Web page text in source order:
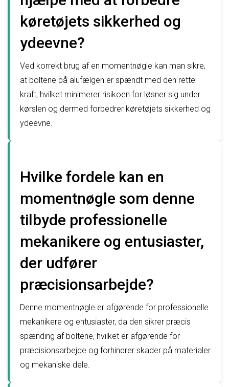
køretøjets sikkerhed og
ydeevne?
Ved korrekt brug af en momentnøgle kan man sikre,
at boltene på alufælgen er spændt med den rette
kraft, hvilket minimerer risikoen for løsner sig under
kørslen og dermed forbedrer køretøjets sikkerhed og
ydeevne.
Hvilke fordele kan en
momentnøgle som denne
tilbyde professionelle
mekanikere og entusiaster,
der udfører
præcisionsarbejde?
Denne momentnøgle er afgørende for professionelle
mekanikere og entusiaster, da den sikrer præcis
spænding af boltene, hvilket er afgørende for
præcisionsarbejde og forhindrer skader på materialer
og mekaniske dele.